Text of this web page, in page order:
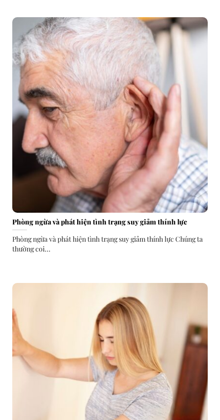
Phòng ngừa và phát hiện tình trạng suy giảm thính lực
Phòng ngừa và phát hiện tình trạng suy giảm thính lực Chúng ta
thường coi...